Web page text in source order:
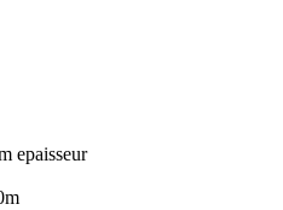
epaisseur